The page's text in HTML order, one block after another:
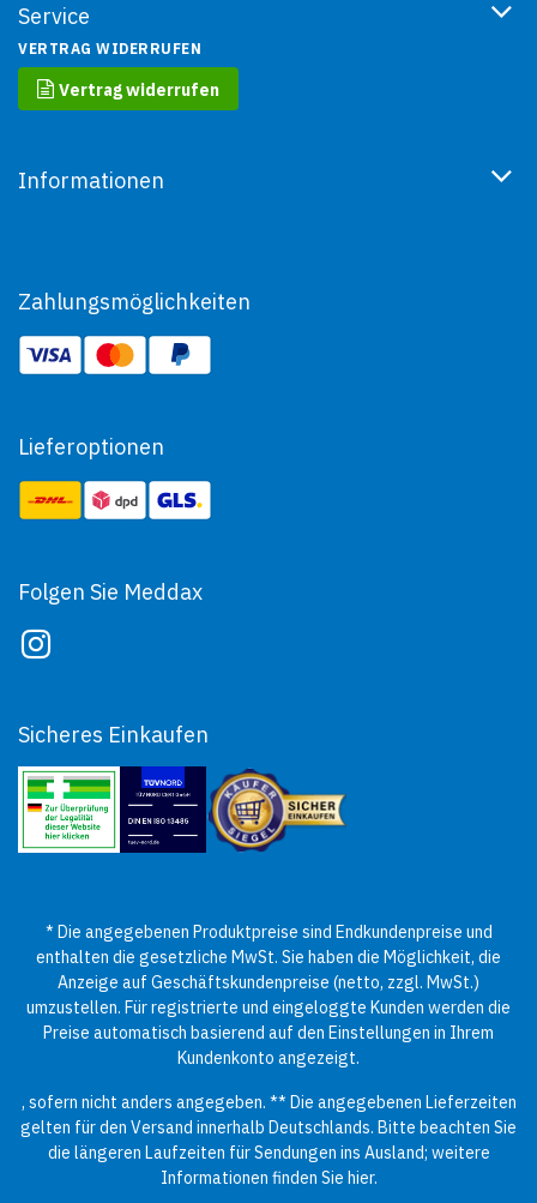
Service
VERTRAG WIDERRUFEN
Vertrag widerrufen
Informationen
Zahlungsmöglichkeiten
Lieferoptionen
Folgen Sie Meddax
Sicheres Einkaufen
* Die angegebenen Produktpreise sind Endkundenpreise und
enthalten die gesetzliche MwSt. Sie haben die Möglichkeit, die
Anzeige auf Geschäftskundenpreise (netto, zzgl. MwSt.)
umzustellen. Für registrierte und eingeloggte Kunden werden die
Preise automatisch basierend auf den Einstellungen in Ihrem
Kundenkonto angezeigt.
, sofern nicht anders angegeben. ** Die angegebenen Lieferzeiten
gelten für den Versand innerhalb Deutschlands. Bitte beachten Sie
die längeren Laufzeiten für Sendungen ins Ausland; weitere
Informationen finden Sie hier.